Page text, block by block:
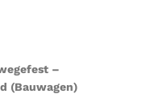
–
(Bauwagen)